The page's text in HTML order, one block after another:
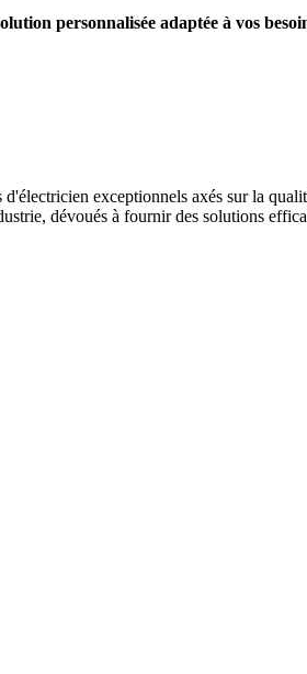
personnalisée adaptée à vos
exceptionnels axés sur la
dévoués à fournir des solutions